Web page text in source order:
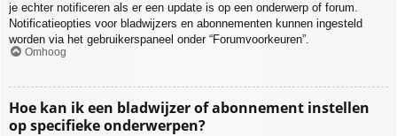
je echter notificeren als er een update is op een onderwerp of forum.
Notificatieopties voor bladwijzers en abonnementen kunnen ingesteld
worden via het gebruikerspaneel onder “Forumvoorkeuren”.
Omhoog
Hoe kan ik een bladwijzer of abonnement instellen
op specifieke onderwerpen?